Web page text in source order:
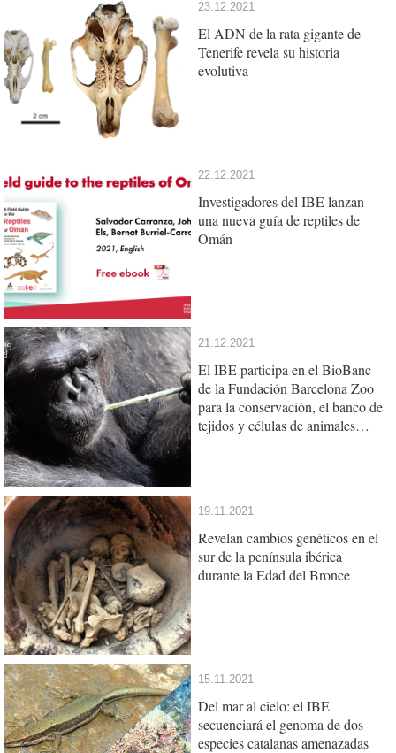
23.12.2021
El ADN de la rata gigante de
Tenerife revela su historia
evolutiva
22.12.2021
Investigadores del IBE lanzan
una nueva guía de reptiles de
Omán
21.12.2021
El IBE participa en el BioBanc
de la Fundación Barcelona Zoo
para la conservación, el banco de
tejidos y células de animales
19.11.2021
Revelan cambios genéticos en el
sur de la península ibérica
durante la Edad del Bronce
15.11.2021
Del mar al cielo: el IBE
secuenciará el genoma de dos
especies catalanas amenazadas